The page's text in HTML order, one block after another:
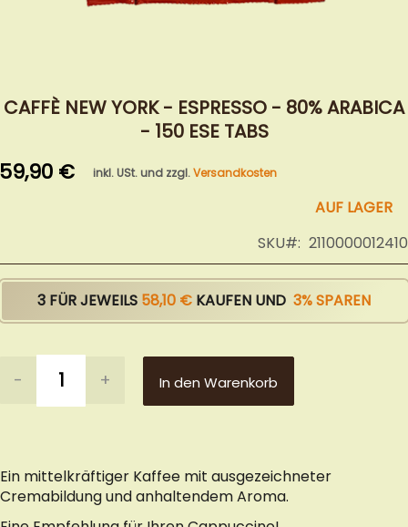
Anfang
springen
CAFFÈ NEW YORK - ESPRESSO - 80% ARABICA
- 150 ESE TABS
59,90 € inkl. USt. und zzgl.Versandkosten
AUF LAGER
SKU
2110000012410
3 FÜR JEWEILS 58,10 € KAUFEN UND 3% SPAREN
- + In den Warenkorb
Ein mittelkräftiger Kaffee mit ausgezeichneter
Cremabildung und anhaltendem Aroma.